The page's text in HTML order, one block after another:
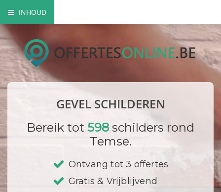
INHOUD
Mogelijke gevel schilderwerken
Verfsoorten
Hoe gaat een schilder te werk?
Bedrijf registrerenGEVEL SCHILDEREN
Bereik tot 598 schilders rond
Temse.
Ontvang tot 3 offertes
Gratis & Vrijblijvend